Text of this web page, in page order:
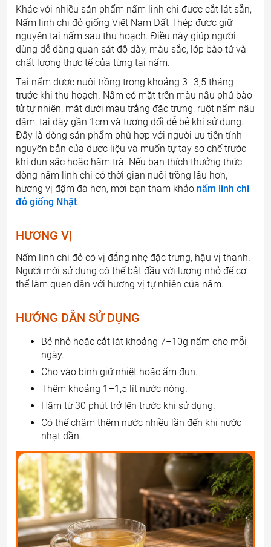
Khác với nhiều sản phẩm nấm linh chi được cắt lát sẵn,
Nấm linh chi đỏ giống Việt Nam Đất Thép được giữ
nguyên tai nấm sau thu hoạch. Điều này giúp người
dùng dễ dàng quan sát độ dày, màu sắc, lớp bào tử và
chất lượng thực tế của từng tai nấm.
Tai nấm được nuôi trồng trong khoảng 3–3,5 tháng
trước khi thu hoạch. Nấm có mặt trên màu nâu phủ bào
tử tự nhiên, mặt dưới màu trắng đặc trưng, ruột nấm nâu
đậm, tai dày gần 1cm và tương đối dễ bẻ khi sử dụng.
Đây là dòng sản phẩm phù hợp với người ưu tiên tính
nguyên bản của dược liệu và muốn tự tay sơ chế trước
khi đun sắc hoặc hãm trà. Nếu bạn thích thưởng thức
dòng nấm linh chi có thời gian nuôi trồng lâu hơn,
hương vị đậm đà hơn, mời bạn tham khảo nấm linh chi
đỏ giống Nhật.
HƯƠNG VỊ
Nấm linh chi đỏ có vị đắng nhẹ đặc trưng, hậu vị thanh.
Người mới sử dụng có thể bắt đầu với lượng nhỏ để cơ
thể làm quen dần với hương vị tự nhiên của nấm.
HƯỚNG DẪN SỬ DỤNG
Bẻ nhỏ hoặc cắt lát khoảng 7–10g nấm cho mỗi
ngày.
Cho vào bình giữ nhiệt hoặc ấm đun.
Thêm khoảng 1–1,5 lít nước nóng.
Hãm từ 30 phút trở lên trước khi sử dụng.
Có thể châm thêm nước nhiều lần đến khi nước
nhạt dần.